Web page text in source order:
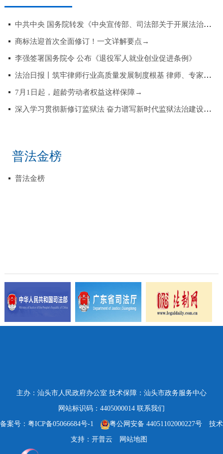
中共中央 国务院转发《中央宣传部、司法部关于开展法治宣传教育…
商标法迎首次全面修订！一文详解要点→
李强签署国务院令 公布《退役军人就业创业促进条例》
法治日报丨筑牢律师行业高质量发展制度根基 律师、专家共议律师…
7月1日起，超龄劳动者权益这样保障→
深入学习贯彻新修订监狱法 奋力谱写新时代监狱法治建设新篇章
普法金榜
普法金榜
主办：汕头市人民政府办公室 技术保障：汕头市政务服务中心
网站标识码：4405000014 联系我们
备案号：粤ICP备05066684号-1 粤公网安备 44051102000227号 技术
支持：开普云 网站地图